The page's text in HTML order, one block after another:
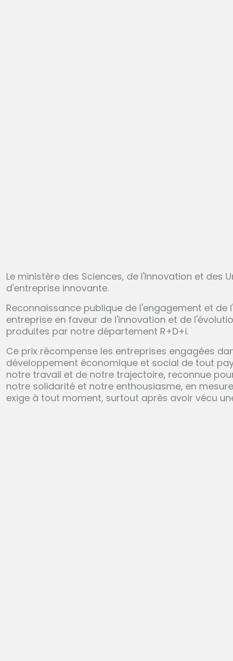
Le ministère des Sciences, de l'Innovation et des
d'entreprise innovante.
Reconnaissance publique de l'engagement et
entreprise en faveur de l'innovation et de
produites par notre département R+D+i.
Ce prix récompense les entreprises engagées
développement économique et social de tout
notre travail et de notre trajectoire, reconnue
notre solidarité et notre enthousiasme, en
exige à tout moment, surtout après avoir vécu